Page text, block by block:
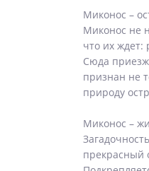
Миконос –
Миконос не
что их ждет:
Сюда
признан не
природу
Миконос –
прекрасный